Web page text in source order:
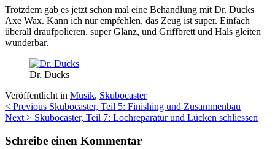
Trotzdem gab es jetzt schon mal eine Behandlung mit Dr. Ducks
Axe Wax. Kann ich nur empfehlen, das Zeug ist super. Einfach
überall draufpolieren, super Glanz, und Griffbrett und Hals gleiten
wunderbar.
Dr. Ducks
Veröffentlicht in Musik, Skubocaster
Beitragsnavigation
< Previous Skubocaster, Teil 5: Finishing und Zusammenbau
Next > Skubocaster, Teil 7: Lochreparatur und Lücken schliessen
Schreibe einen Kommentar